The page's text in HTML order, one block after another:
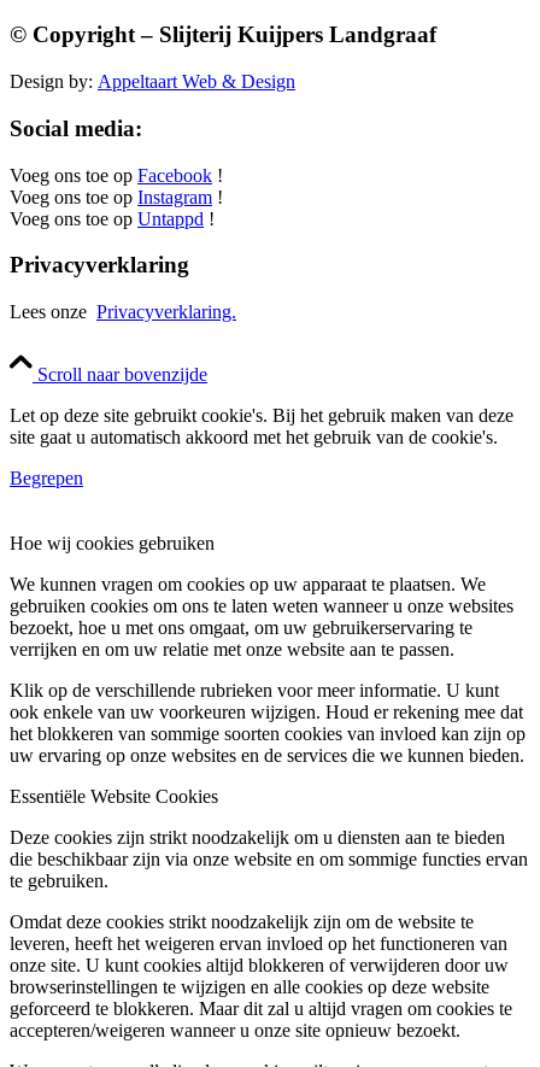
© Copyright – Slijterij Kuijpers Landgraaf
Design by: Appeltaart Web & Design
Social media:
Voeg ons toe op Facebook !
Voeg ons toe op Instagram !
Voeg ons toe op Untappd !
Privacyverklaring
Lees onze Privacyverklaring.
Scroll naar bovenzijde
Let op deze site gebruikt cookie's. Bij het gebruik maken van deze
site gaat u automatisch akkoord met het gebruik van de cookie's.
Begrepen
Hoe wij cookies gebruiken
We kunnen vragen om cookies op uw apparaat te plaatsen. We
gebruiken cookies om ons te laten weten wanneer u onze websites
bezoekt, hoe u met ons omgaat, om uw gebruikerservaring te
verrijken en om uw relatie met onze website aan te passen.
Klik op de verschillende rubrieken voor meer informatie. U kunt
ook enkele van uw voorkeuren wijzigen. Houd er rekening mee dat
het blokkeren van sommige soorten cookies van invloed kan zijn op
uw ervaring op onze websites en de services die we kunnen bieden.
Essentiële Website Cookies
Deze cookies zijn strikt noodzakelijk om u diensten aan te bieden
die beschikbaar zijn via onze website en om sommige functies ervan
te gebruiken.
Omdat deze cookies strikt noodzakelijk zijn om de website te
leveren, heeft het weigeren ervan invloed op het functioneren van
onze site. U kunt cookies altijd blokkeren of verwijderen door uw
browserinstellingen te wijzigen en alle cookies op deze website
geforceerd te blokkeren. Maar dit zal u altijd vragen om cookies te
accepteren/weigeren wanneer u onze site opnieuw bezoekt.